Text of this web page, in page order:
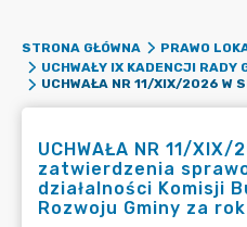
STRONA GŁÓWNA PRAWO
UCHWAŁY IX KADENCJI RADY
UCHWAŁA NR 11/
zatwierdzenia
działalności Komisji
Rozwoju Gminy za